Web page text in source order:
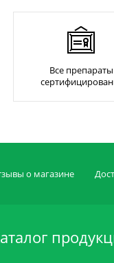
Все препараты
о магазине